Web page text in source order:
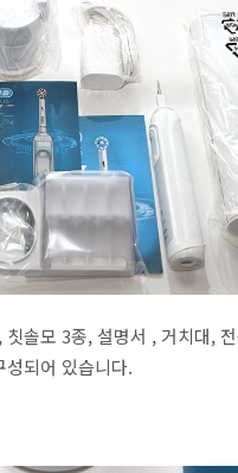
솔모 3종, 설명서 , 거치대,
되어 있습니다.